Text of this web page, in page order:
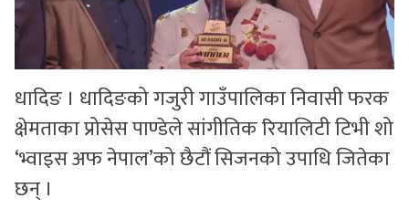
धादिङ । धादिङको गजुरी गाउँपालिका निवासी फरक
क्षेमताका प्रोसेस पाण्डेले सांगीतिक रियालिटी टिभी शो
‘भ्वाइस अफ नेपाल’को छैटौं सिजनको उपाधि जितेका
छन् ।